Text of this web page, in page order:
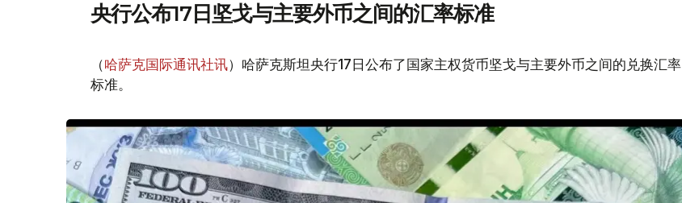
央行公布17日坚戈与主要外币之间的汇率标准
（哈萨克国际通讯社讯）哈萨克斯坦央行17日公布了国家主权货币坚戈与主要外币之间的兑换汇率
标准。